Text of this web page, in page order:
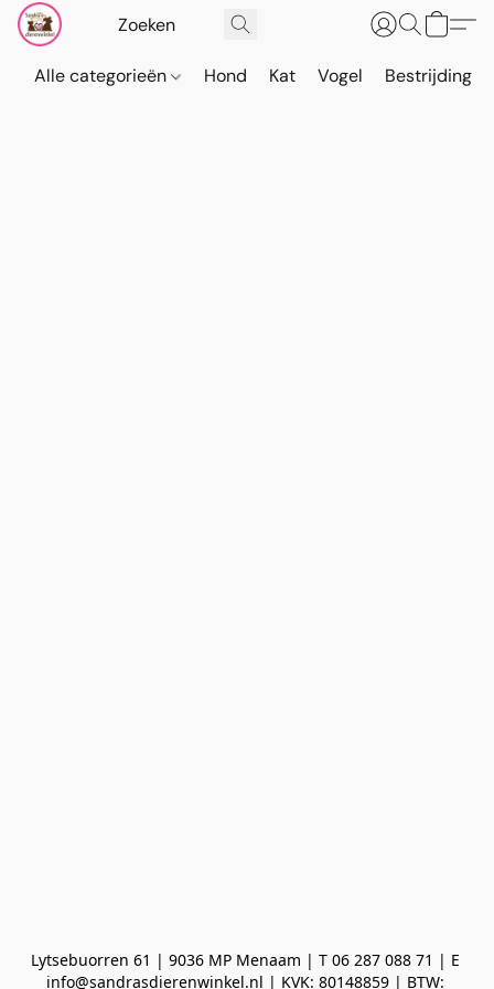
Alle categorieën Hond Kat Vogel Bestrijding
Lytsebuorren 61 | 9036 MP Menaam | T 06 287 088 71 | E
info@sandrasdierenwinkel.nl | KVK: 80148859 | BTW: